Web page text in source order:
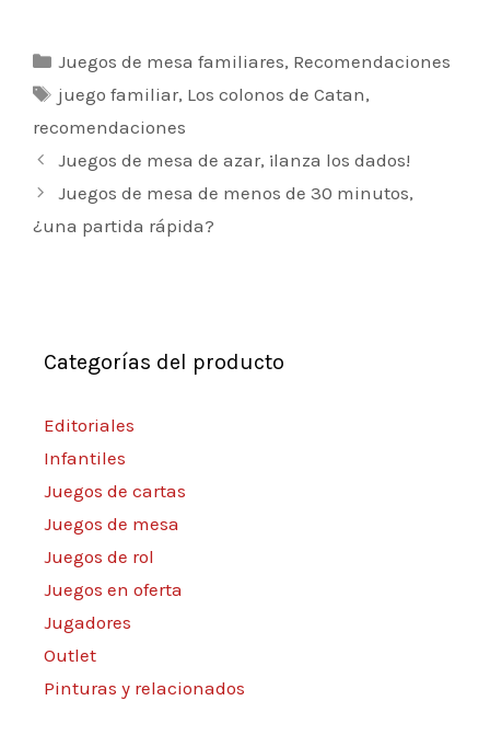
Categorías
Juegos de mesa familiares, Recomendaciones
Etiquetas
juego familiar, Los colonos de Catan,
recomendaciones
Navegación
de
entradas
Juegos de mesa de azar, ¡lanza los dados!
Juegos de mesa de menos de 30 minutos,
¿una partida rápida?
Categorías del producto
Editoriales
Infantiles
Juegos de cartas
Juegos de mesa
Juegos de rol
Juegos en oferta
Jugadores
Outlet
Pinturas y relacionados